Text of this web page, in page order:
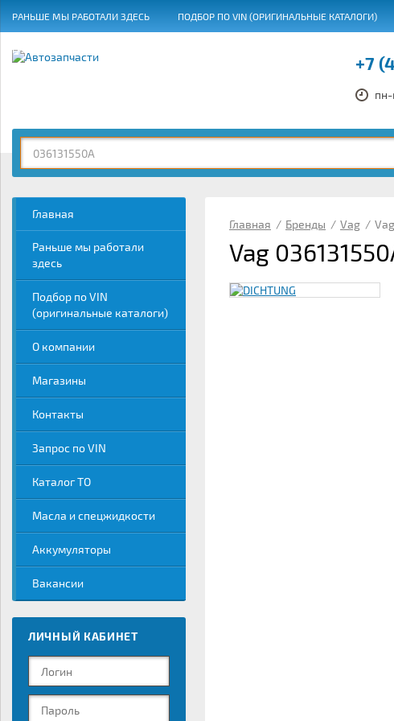
РАНЬШЕ МЫ РАБОТАЛИ ЗДЕСЬ ПОДБОР ПО VIN (ОРИГИНАЛЬНЫЕ КАТАЛОГИ)
ГРАФИК РАБОТЫ
+7
Главная / Бренды / Vag /
Vag
Главная
Раньше мы работали
здесь
Подбор по VIN
(оригинальные каталоги)
О компании
Магазины
Контакты
Запрос по VIN
Каталог ТО
Масла и спецжидкости
Аккумуляторы
Вакансии
ЛИЧНЫЙ КАБИНЕТ